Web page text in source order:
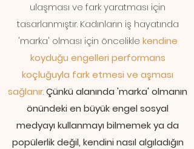
ulaşması ve fark yaratması için
tasarlanmıştır. Kadınların iş hayatında
'marka' olması için öncelikle kendine
koyduğu engelleri performans
koçluğuyla fark etmesi ve aşması
sağlanır.Çünkü alanında 'marka' olmanın
önündeki en büyük engel sosyal
medyayı kullanmayı bilmemek ya da
popülerlik değil, kendini nasıl algıladığın